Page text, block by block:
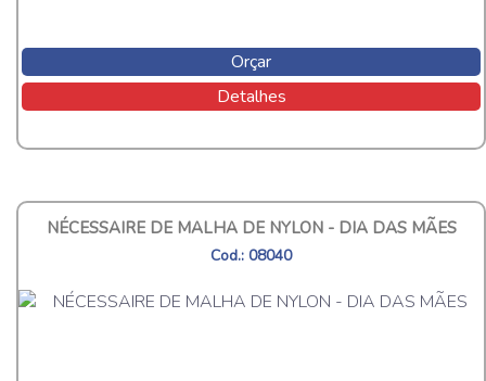
Orçar
Detalhes
NÉCESSAIRE DE MALHA DE NYLON - DIA DAS MÃES
Cod.: 08040